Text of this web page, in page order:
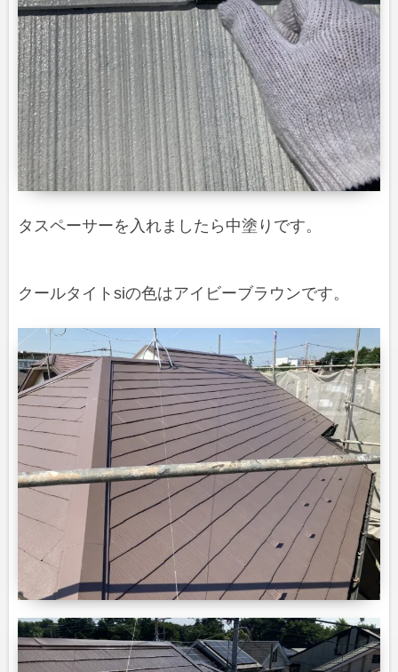
タスペーサーを入れましたら中塗りです。
クールタイトsiの色はアイビーブラウンです。